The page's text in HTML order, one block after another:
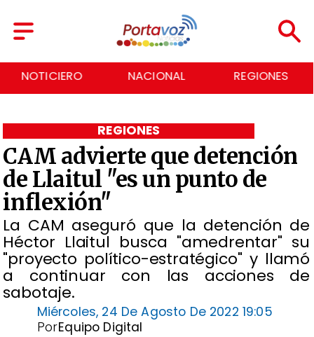
NACIONAL REGIONES ECONOMÍA
CAM advierte que detención
de Llaitul "es un punto de
inflexión"
La CAM aseguró que la detención de
Héctor Llaitul busca "amedrentar" su
"proyecto político-estratégico" y llamó
a continuar con las acciones de
sabotaje.
REGIONES
Miércoles, 24 De Agosto De 2022 19:05
Equipo Digital
Por